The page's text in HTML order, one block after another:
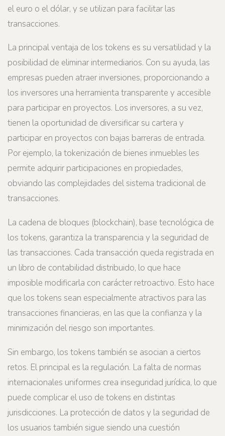
el euro o el dólar, y se utilizan para facilitar las
transacciones.
La principal ventaja de los tokens es su versatilidad y la
posibilidad de eliminar intermediarios. Con su ayuda, las
empresas pueden atraer inversiones, proporcionando a
los inversores una herramienta transparente y accesible
para participar en proyectos. Los inversores, a su vez,
tienen la oportunidad de diversificar su cartera y
participar en proyectos con bajas barreras de entrada.
Por ejemplo, la tokenización de bienes inmuebles les
permite adquirir participaciones en propiedades,
obviando las complejidades del sistema tradicional de
transacciones.
La cadena de bloques (blockchain), base tecnológica de
los tokens, garantiza la transparencia y la seguridad de
las transacciones. Cada transacción queda registrada en
un libro de contabilidad distribuido, lo que hace
imposible modificarla con carácter retroactivo. Esto hace
que los tokens sean especialmente atractivos para las
transacciones financieras, en las que la confianza y la
minimización del riesgo son importantes.
Sin embargo, los tokens también se asocian a ciertos
retos. El principal es la regulación. La falta de normas
internacionales uniformes crea inseguridad jurídica, lo que
puede complicar el uso de tokens en distintas
jurisdicciones. La protección de datos y la seguridad de
los usuarios también sigue siendo una cuestión